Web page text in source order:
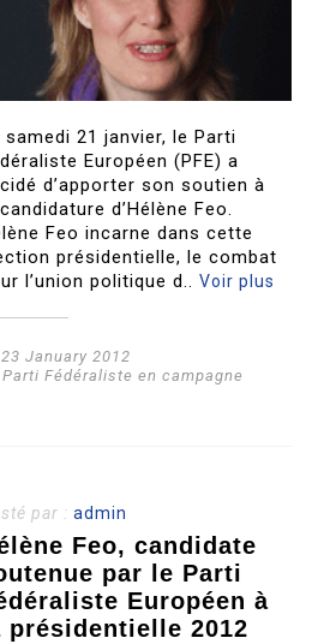
samedi 21 janvier, le Parti
Européen (PFE) a
d’apporter son soutien à
d’Hélène Feo.
Feo incarne dans cette
présidentielle, le combat
l’union politique d..Voir plus
23 January 2012
Parti Fédéraliste en campagne
par :admin
Feo, candidate
par le Parti
Européen à
présidentielle 2012